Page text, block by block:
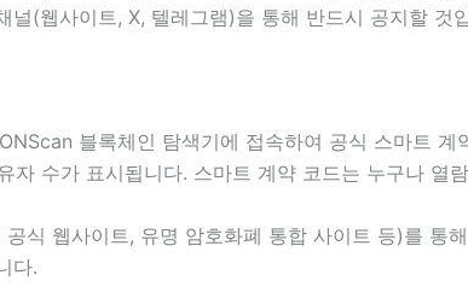
(웹사이트, X, 텔레그램)을 통해 반드시 공지할 것
블록체인 탐색기에 접속하여 공식 스마트
자 수가 표시됩니다. 스마트 계약 코드는 누구나 열
식 웹사이트, 유명 암호화폐 통합 사이트 등)를 통
다.